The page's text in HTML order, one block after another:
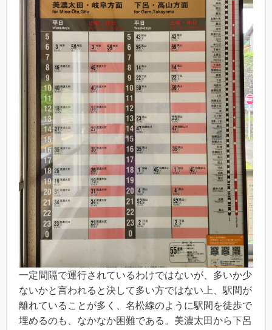
一定間隔で運行されているわけではないが、多いか少
ないかと言われると決して多い方ではない上、駅間が
離れていることが多く、名松線のように駅間を徒歩で
埋めるのも、なかなか困難である。美濃太田から下呂